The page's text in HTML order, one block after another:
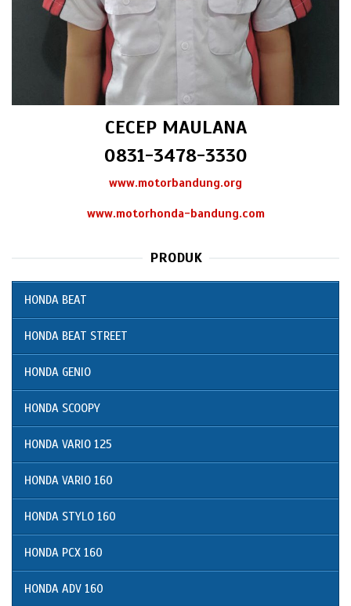
CECEP MAULANA
0831-3478-3330
www.motorbandung.org
www.motorhonda-bandung.com
PRODUK
HONDA BEAT
HONDA BEAT STREET
HONDA GENIO
HONDA SCOOPY
HONDA VARIO 125
HONDA VARIO 160
HONDA STYLO 160
HONDA PCX 160
HONDA ADV 160